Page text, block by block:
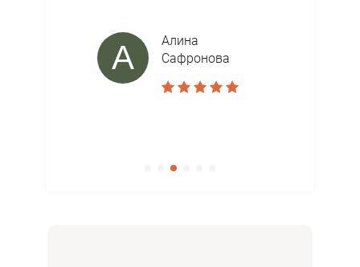
А
Алина
Сафронова